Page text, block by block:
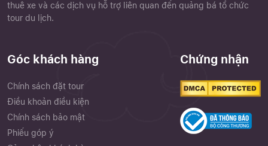
thuê xe và các dịch vụ hỗ trợ liên quan đến quảng bá tổ chức
tour du lịch.
Góc khách hàng
Chính sách đặt tour
Điều khoản điều kiện
Chính sách bảo mật
Phiếu góp ý
Chứng nhận